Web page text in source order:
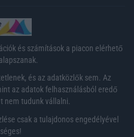
és számítások a piacon elérhető
és az adatközlők sem. Az
az adatok felhasználásból eredő
nem tudunk vállalni.
csak a tulajdonos engedélyével